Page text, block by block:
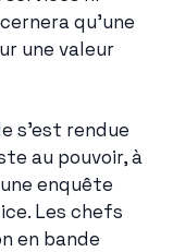
qu'une
une valeur
s'est rendue
au pouvoir, à
enquête
Les chefs
en bande